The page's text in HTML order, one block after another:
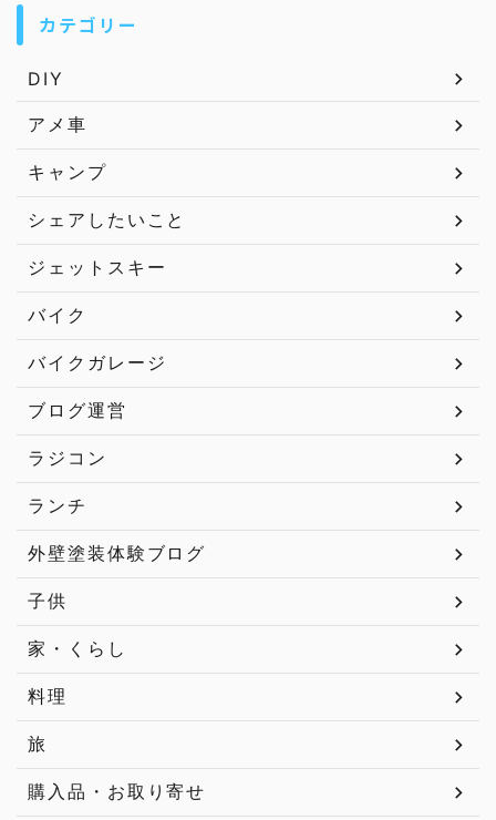
カテゴリー
DIY
アメ車
キャンプ
シェアしたいこと
ジェットスキー
バイク
バイクガレージ
ブログ運営
ラジコン
ランチ
外壁塗装体験ブログ
子供
家・くらし
料理
旅
購入品・お取り寄せ